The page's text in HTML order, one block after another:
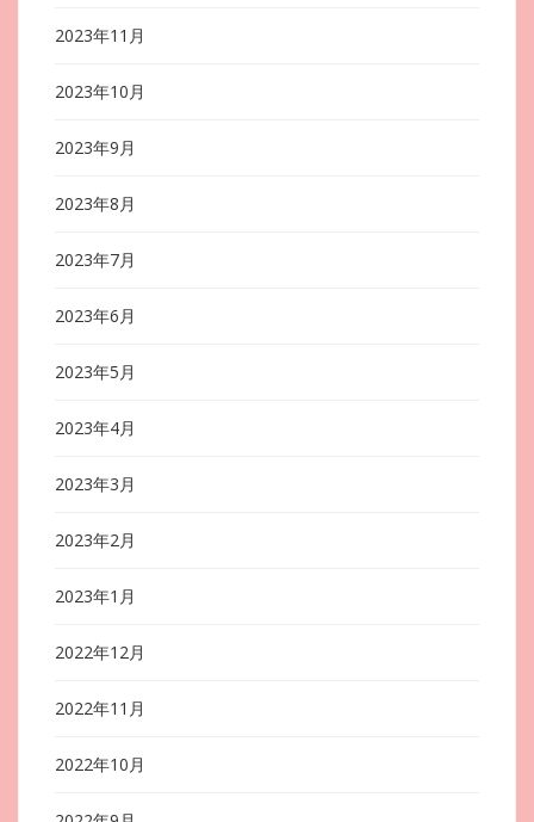
2023年11月
2023年10月
2023年9月
2023年8月
2023年7月
2023年6月
2023年5月
2023年4月
2023年3月
2023年2月
2023年1月
2022年12月
2022年11月
2022年10月